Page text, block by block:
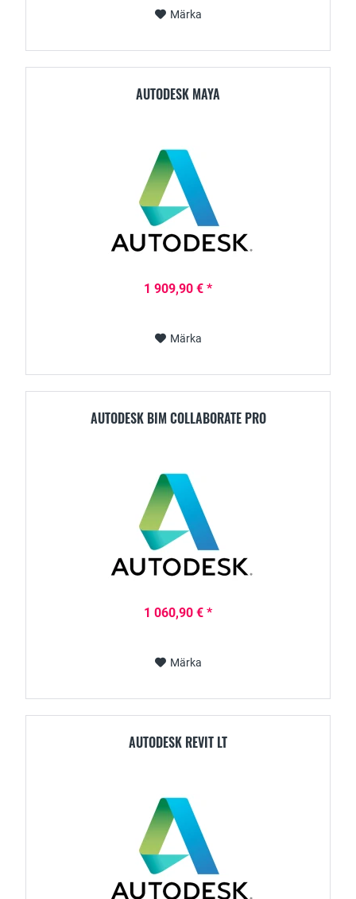
Märka
AUTODESK MAYA
1 909,90 € *
Märka
AUTODESK BIM COLLABORATE PRO
1 060,90 € *
Märka
AUTODESK REVIT LT